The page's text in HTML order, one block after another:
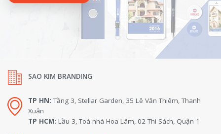
SAO KIM BRANDING
TP HN: Tầng 3, Stellar Garden, 35 Lê Văn Thiêm, Thanh
Xuân
TP HCM: Lầu 3, Toà nhà Hoa Lâm, 02 Thi Sách, Quận 1